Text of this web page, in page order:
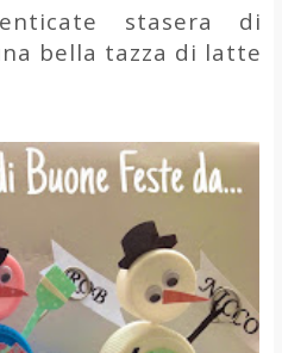
stasera di
bella tazza di latte